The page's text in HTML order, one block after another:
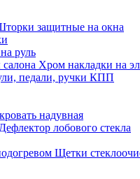
защитные на окна
руль
Хром накладки на
педали, ручки КПП
надувная
Дефлектор лобового стекла
Щетки